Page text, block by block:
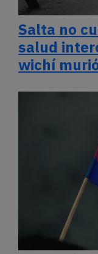
Salta no
salud
wichí